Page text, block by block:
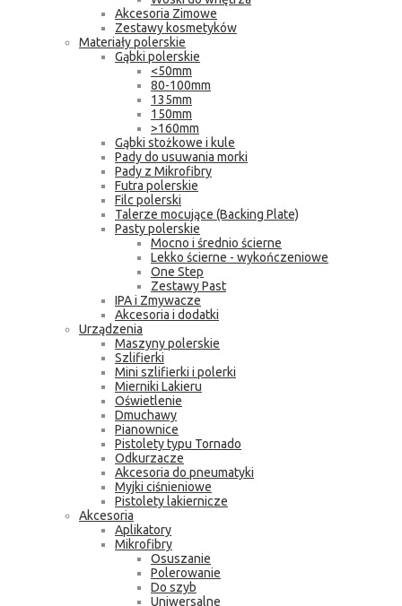
Akcesoria Zimowe
Zestawy kosmetyków
Materiały polerskie
Gąbki polerskie
<50mm
80-100mm
135mm
150mm
>160mm
Gąbki stożkowe i kule
Pady do usuwania morki
Pady z Mikrofibry
Futra polerskie
Filc polerski
Talerze mocujące (Backing Plate)
Pasty polerskie
Mocno i średnio ścierne
Lekko ścierne - wykończeniowe
One Step
Zestawy Past
IPA i Zmywacze
Akcesoria i dodatki
Urządzenia
Maszyny polerskie
Szlifierki
Mini szlifierki i polerki
Mierniki Lakieru
Oświetlenie
Dmuchawy
Pianownice
Pistolety typu Tornado
Odkurzacze
Akcesoria do pneumatyki
Myjki ciśnieniowe
Pistolety lakiernicze
Akcesoria
Aplikatory
Mikrofibry
Osuszanie
Polerowanie
Do szyb
Uniwersalne